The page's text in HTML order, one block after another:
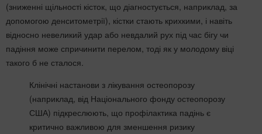
(зниженні щільності кісток, що діагностується, наприклад, за
допомогою денситометрії), кістки стають крихкими, і навіть
відносно невеликий удар або невдалий рух під час бігу чи
падіння може спричинити перелом, тоді як у молодому віці
такого б не сталося.
Клінічні настанови з лікування остеопорозу
(наприклад, від Національного фонду остеопорозу
США) підкреслюють, що профілактика падінь є
критично важливою для зменшення ризику